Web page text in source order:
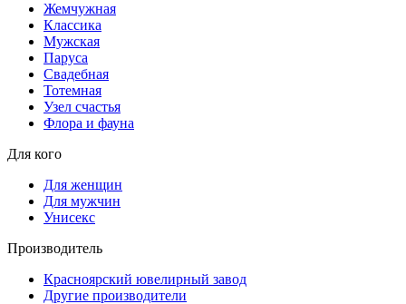
Жемчужная
Классика
Мужская
Паруса
Свадебная
Тотемная
Узел счастья
Флора и фауна
Для кого
Для женщин
Для мужчин
Унисекс
Производитель
Красноярский ювелирный завод
Другие производители